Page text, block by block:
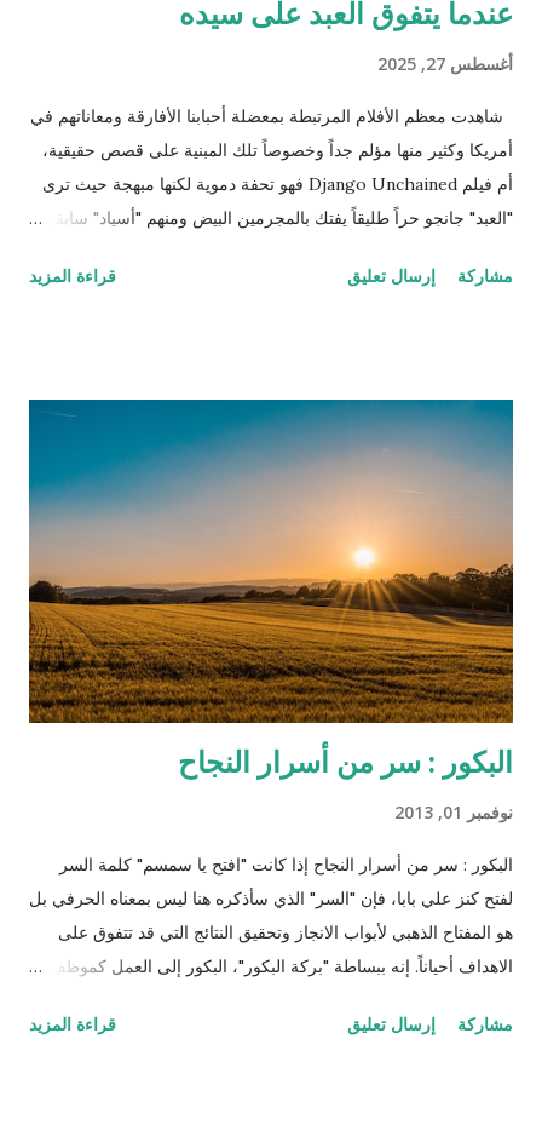
عندما يتفوق العبد على سيده
أغسطس 27, 2025
شاهدت معظم الأفلام المرتبطة بمعضلة أحبابنا الأفارقة ومعاناتهم في
أمريكا وكثير منها مؤلم جداً وخصوصاً تلك المبنية على قصص حقيقية،
أم فيلم Django Unchained فهو تحفة دموية لكنها مبهجة حيث ترى
"العبد" جانجو حراً طليقاً يفتك بالمجرمين البيض ومنهم "أسياد" سابقين
الحكومة جوائز نقدية. ننتقل إلى المشهد الذي يترقب فيه المشاهد
كمان) الذي قرر مساعدته لتحرير زوجته من العبودية بعد أن عرف أنها
تعيش في مزرعة الإقطاعي كاندي الذي يمتلك الكثير من العبيد (اللي
بده يحضر الفيلم ما يكمل قراءة!). تسير كل الأمور على ما يرام حتى
يلاحظ رئيس الخدم علاقة خفية صعب إخفاءها بين الزوج وزوجته، وقد
كان رئيس الخدم ستيفين معروف بولائه الذي لا يعرف الحدود
والمصلحة المادية بل ظهر متيماً بسيده وأكثر غلظة منه على سائر
العبيد، واكتشف خطة جانجو وا...
مشاركة إرسال تعليق قراءة المزيد
البكور : سر من أسرار النجاح
نوفمبر 01, 2013
البكور : سر من أسرار النجاح إذا كانت "افتح يا سمسم" كلمة السر
لفتح كنز علي بابا، فإن "السر" الذي سأذكره هنا ليس بمعناه الحرفي بل
هو المفتاح الذهبي لأبواب الانجاز وتحقيق النتائج التي قد تتفوق على
الاهداف أحياناً. إنه ببساطة "بركة البكور"، البكور إلى العمل كموظف،
عالمية مثل تاتشر وغيرها (أنظر المقالة هنا ) لكني سأخبركم عن
مشاركة إرسال تعليق قراءة المزيد